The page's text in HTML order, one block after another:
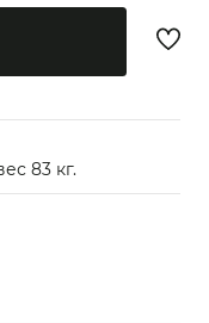
83 кг.